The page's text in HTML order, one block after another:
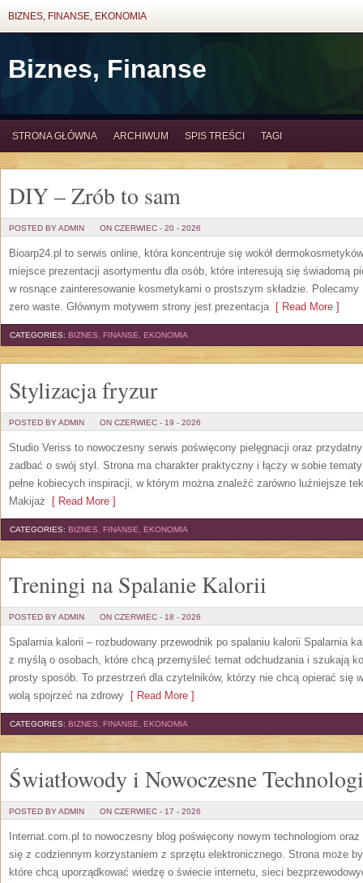
BIZNES, FINANSE, EKONOMIA
Biznes, Finanse
STRONA GŁÓWNA ARCHIWUM SPIS TREŚCI TAGI
DIY – Zrób to sam
POSTED BY ADMIN ON CZERWIEC - 20 - 2026
Bioarp24.pl to serwis online, która koncentruje się wokół
miejsce prezentacji asortymentu dla osób, które interesują się świadomą
w rosnące zainteresowanie kosmetykami o prostszym składzie. Polecamy
zero waste. Głównym motywem strony jest prezentacja[ Read More ]
CATEGORIES: BIZNES, FINANSE, EKONOMIA
Stylizacja fryzur
POSTED BY ADMIN ON CZERWIEC - 19 - 2026
Studio Veriss to nowoczesny serwis poświęcony pielęgnacji oraz
zadbać o swój styl. Strona ma charakter praktyczny i łączy w sobie
pełne kobiecych inspiracji, w którym można znaleźć zarówno luźniejsze
Makijaż [ Read More ]
CATEGORIES: BIZNES, FINANSE, EKONOMIA
Treningi na Spalanie Kalorii
POSTED BY ADMIN ON CZERWIEC - 18 - 2026
Spalarnia kalorii – rozbudowany przewodnik po spalaniu kalorii Spalarnia
z myślą o osobach, które chcą przemyśleć temat odchudzania i szukają
prosty sposób. To przestrzeń dla czytelników, którzy nie chcą opierać się
wolą spojrzeć na zdrowy [ Read More ]
CATEGORIES: BIZNES, FINANSE, EKONOMIA
Światłowody i Nowoczesne
POSTED BY ADMIN ON CZERWIEC - 17 - 2026
Internat.com.pl to nowoczesny blog poświęcony nowym technologiom
się z codziennym korzystaniem z sprzętu elektronicznego. Strona może
które chcą uporządkować wiedzę o świecie internetu, sieci